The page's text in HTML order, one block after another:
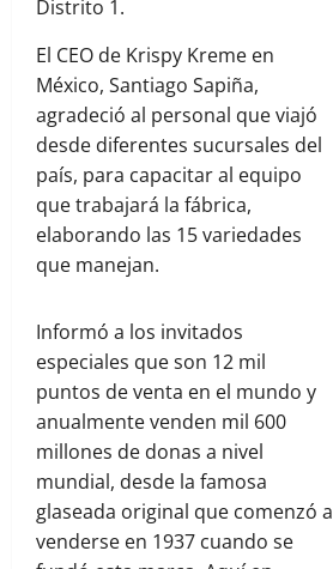
Distrito 1.
El CEO de Krispy Kreme en
México, Santiago Sapiña,
agradeció al personal que viajó
desde diferentes sucursales del
país, para capacitar al equipo
que trabajará la fábrica,
elaborando las 15 variedades
que manejan.
Informó a los invitados
especiales que son 12 mil
puntos de venta en el mundo y
anualmente venden mil 600
millones de donas a nivel
mundial, desde la famosa
glaseada original que comenzó a
venderse en 1937 cuando se